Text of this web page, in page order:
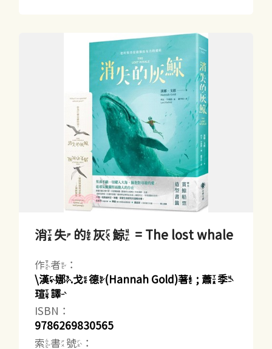
消失的灰鯨 = The lost whale
作者：
\漢娜.戈德(Hannah Gold)著 ; 蕭季
瑄譯
ISBN：
9786269830565
索書號：